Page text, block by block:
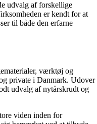
udvalg af forskellige
er kendt for at
til både den erfarne
værktøj og
private i Danmark. Udover
udvalg af nytårskrudt og
viden inden for